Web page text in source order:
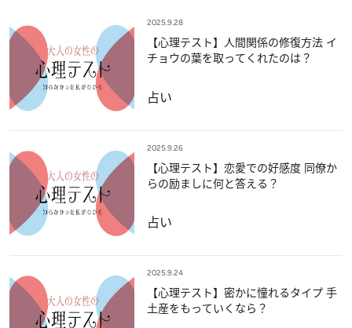
2025.9.28
【心理テスト】人間関係の修復方法 イ
チョウの葉を取ってくれたのは？
占い
2025.9.26
【心理テスト】恋愛での好感度 同僚か
らの励ましに何と答える？
占い
2025.9.24
【心理テスト】密かに憧れるタイプ 手
土産をもっていくなら？